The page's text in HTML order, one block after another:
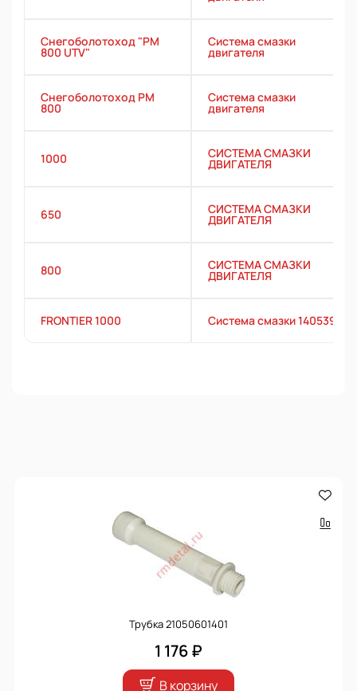
Снегоболотоход "РМ
800 UTV"
Система смазки
двигателя
Снегоболотоход РМ
800
Система смазки
двигателя
1000 СИСТЕМА СМАЗКИ
ДВИГАТЕЛЯ
650 СИСТЕМА СМАЗКИ
ДВИГАТЕЛЯ
800 СИСТЕМА СМАЗКИ
ДВИГАТЕЛЯ
FRONTIER 1000 Система смазки 140539
Трубка 21050601401
1 176 ₽
В корзину